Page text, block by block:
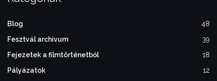
Blog
48
Fesztvál archívum
39
Fejezetek a filmtörténetből
18
Pályázatok
12